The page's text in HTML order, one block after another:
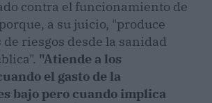
contra el funcionamiento de
a su juicio, "produce
riesgos desde la sanidad
"Atiende a los
el gasto de la
bajo pero cuando implica